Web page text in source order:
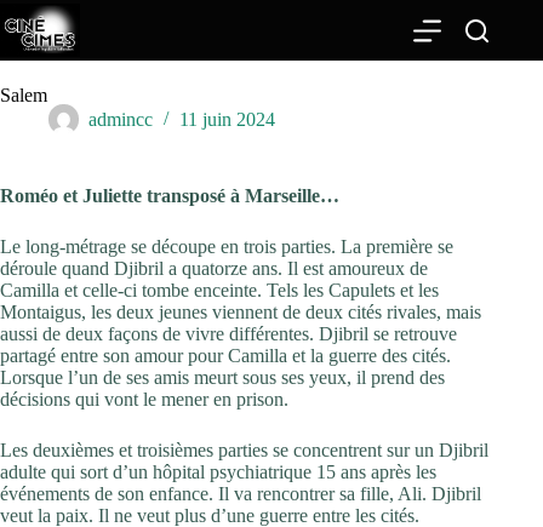
Passer
au
contenu
Salem
admincc
11 juin 2024
Roméo et Juliette transposé à Marseille…
Le long-métrage se découpe en trois parties. La première se
déroule quand Djibril a quatorze ans. Il est amoureux de
Camilla et celle-ci tombe enceinte. Tels les Capulets et les
Montaigus, les deux jeunes viennent de deux cités rivales, mais
aussi de deux façons de vivre différentes. Djibril se retrouve
partagé entre son amour pour Camilla et la guerre des cités.
Lorsque l’un de ses amis meurt sous ses yeux, il prend des
décisions qui vont le mener en prison.
Les deuxièmes et troisièmes parties se concentrent sur un Djibril
adulte qui sort d’un hôpital psychiatrique 15 ans après les
événements de son enfance. Il va rencontrer sa fille, Ali. Djibril
veut la paix. Il ne veut plus d’une guerre entre les cités.